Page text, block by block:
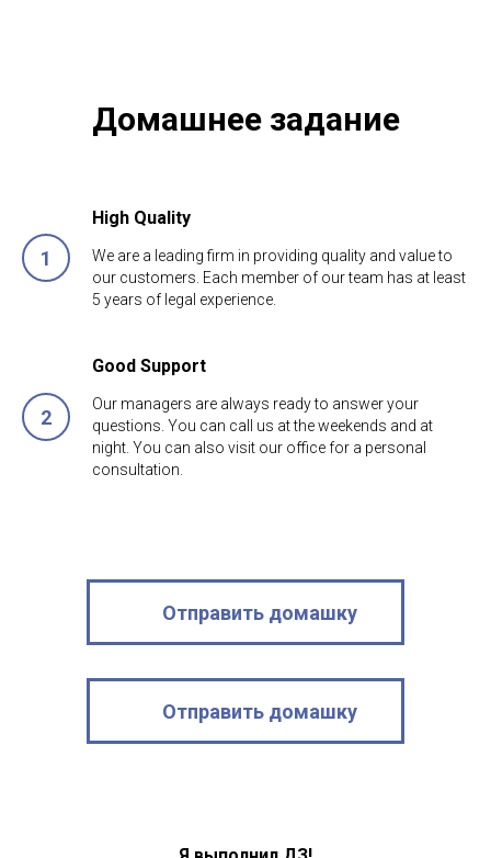
Домашнее задание
High Quality
We are a leading firm in providing quality and value to
our customers. Each member of our team has at least
5 years of legal experience.
Good Support
Our managers are always ready to answer your
questions. You can call us at the weekends and at
night. You can also visit our office for a personal
consultation.
Отправить домашку
Отправить домашку